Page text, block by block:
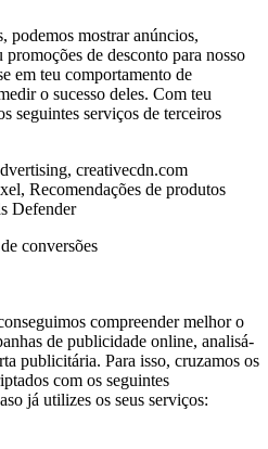
podemos mostrar anúncios,
de desconto para nosso
em teu comportamento de
o sucesso deles. Com teu
seguintes serviços de terceiros
creativecdn.com
Recomendações de produtos
Defender
conversões
compreender melhor o
de publicidade online, analisá-
publicitária. Para isso, cruzamos os
com os seguintes
já utilizes os seus serviços: